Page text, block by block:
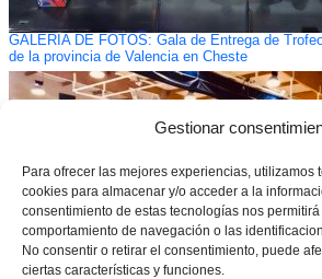
Gestionar
Para ofrecer las mejores experiencias, utilizamos
cookies para almacenar y/o acceder a la
consentimiento de estas tecnologías nos permitirá
comportamiento de navegación o las
No consentir o retirar el consentimiento, puede
ciertas características y funciones.
GALERÍA DE FOTOS: Gala de Entrega de
de la provincia de Valencia en Cheste